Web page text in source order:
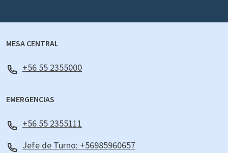
MESA CENTRAL
+56 55 2355000
EMERGENCIAS
+56 55 2355111
Jefe de Turno: +56985960657